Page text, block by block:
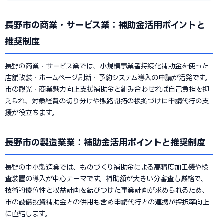
長野市の商業・サービス業：補助金活用ポイントと
推奨制度
長野の商業・サービス業では、小規模事業者持続化補助金を使った
店舗改装・ホームページ刷新・予約システム導入の申請が活発です。
市の観光・商業魅力向上支援補助金と組み合わせれば自己負担を抑
えられ、対象経費の切り分けや販路開拓の根拠づけに申請代行の支
援が役立ちます。
長野市の製造業業：補助金活用ポイントと推奨制度
長野の中小製造業では、ものづくり補助金による高精度加工機や検
査装置の導入が中心テーマです。補助額が大きい分審査も厳格で、
技術的優位性と収益計画を結びつけた事業計画が求められるため、
市の設備投資補助金との併用も含め申請代行との連携が採択率向上
に直結します。